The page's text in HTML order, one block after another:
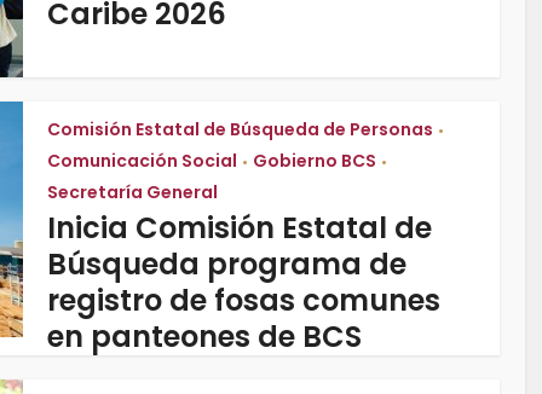
Caribe 2026
Comisión Estatal de Búsqueda de Personas •
Comunicación Social • Gobierno BCS •
Secretaría General
Inicia Comisión Estatal de
Búsqueda programa de
registro de fosas comunes
en panteones de BCS